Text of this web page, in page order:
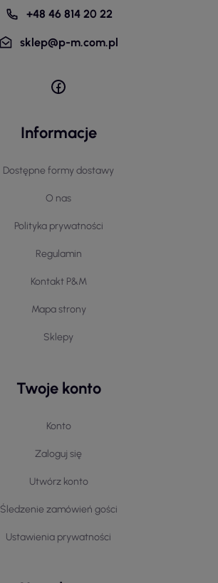
+48 46 814 20 22
sklep@p-m.com.pl
Informacje
Dostępne formy dostawy
O nas
Polityka prywatności
Regulamin
Kontakt P&M
Mapa strony
Sklepy
Twoje konto
Konto
Zaloguj się
Utwórz konto
Śledzenie zamówień gości
Ustawienia prywatności